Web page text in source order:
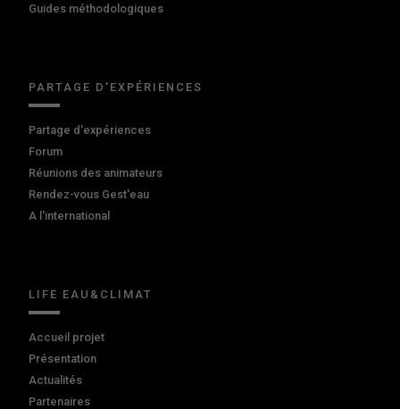
Guides méthodologiques
PARTAGE D'EXPÉRIENCES
Partage d'expériences
Forum
Réunions des animateurs
Rendez-vous Gest'eau
A l'international
LIFE EAU&CLIMAT
Accueil projet
Présentation
Actualités
Partenaires